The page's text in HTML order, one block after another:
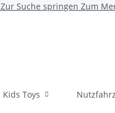
Zur Suche springen Zum
Kids Toys